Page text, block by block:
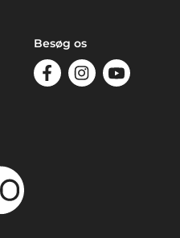
Besøg os